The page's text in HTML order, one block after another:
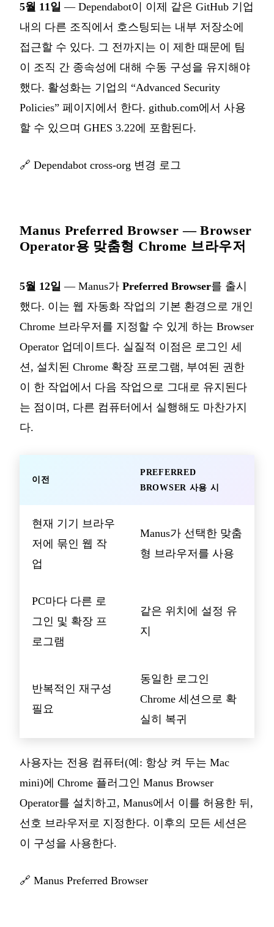
5월 11일 — Dependabot이 이제 같은 GitHub 기업
내의 다른 조직에서 호스팅되는 내부 저장소에
접근할 수 있다. 그 전까지는 이 제한 때문에 팀
이 조직 간 종속성에 대해 수동 구성을 유지해야
했다. 활성화는 기업의 “Advanced Security
Policies” 페이지에서 한다. github.com에서 사용
할 수 있으며 GHES 3.22에 포함된다.
🔗 Dependabot cross-org 변경 로그
Manus Preferred Browser — Browser
Operator용 맞춤형 Chrome 브라우저
5월 12일 — Manus가 Preferred Browser를 출시
했다. 이는 웹 자동화 작업의 기본 환경으로 개인
Chrome 브라우저를 지정할 수 있게 하는 Browser
Operator 업데이트다. 실질적 이점은 로그인 세
션, 설치된 Chrome 확장 프로그램, 부여된 권한
이 한 작업에서 다음 작업으로 그대로 유지된다
는 점이며, 다른 컴퓨터에서 실행해도 마찬가지
다.
이전
PREFERRED
BROWSER 사용 시
현재 기기 브라우
저에 묶인 웹 작
업
Manus가 선택한 맞춤
형 브라우저를 사용
PC마다 다른 로
그인 및 확장 프
로그램
같은 위치에 설정 유
지
반복적인 재구성
필요
동일한 로그인
Chrome 세션으로 확
실히 복귀
사용자는 전용 컴퓨터(예: 항상 켜 두는 Mac
mini)에 Chrome 플러그인 Manus Browser
Operator를 설치하고, Manus에서 이를 허용한 뒤,
선호 브라우저로 지정한다. 이후의 모든 세션은
이 구성을 사용한다.
🔗 Manus Preferred Browser